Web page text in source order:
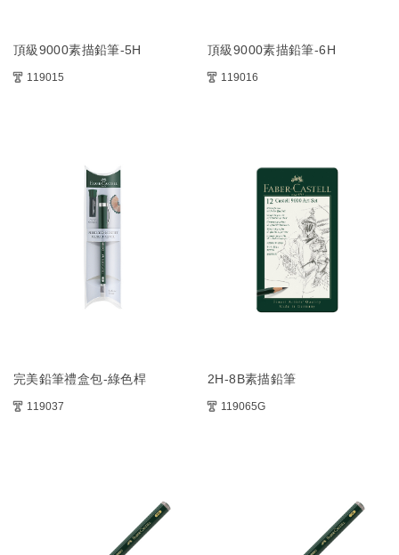
頂級9000素描鉛筆-5H
119015
頂級9000素描鉛筆-6H
119016
完美鉛筆禮盒包-綠色桿
119037
2H-8B素描鉛筆
119065G